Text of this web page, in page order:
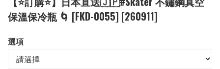
保溫保冷瓶 🌀 [FKD-0055] [260911]
選項